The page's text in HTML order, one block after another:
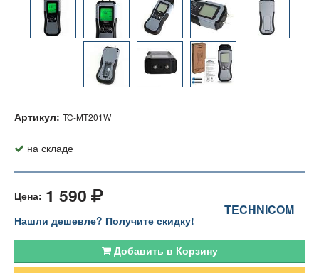
Артикул: TC-MT201W
на складе
Цена: 1 590
TECHNICOM
Нашли дешевле? Получите скидку!
Добавить в Корзину